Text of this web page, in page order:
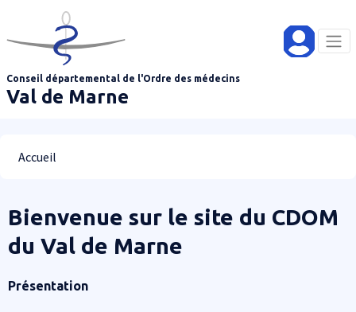
Aller au contenu principal
Conseil départemental de l'Ordre des médecins
Val de Marne
Fil d'Ariane
Accueil
Bienvenue sur le site du CDOM
du Val de Marne
Présentation
Panneau de gestion des cookies